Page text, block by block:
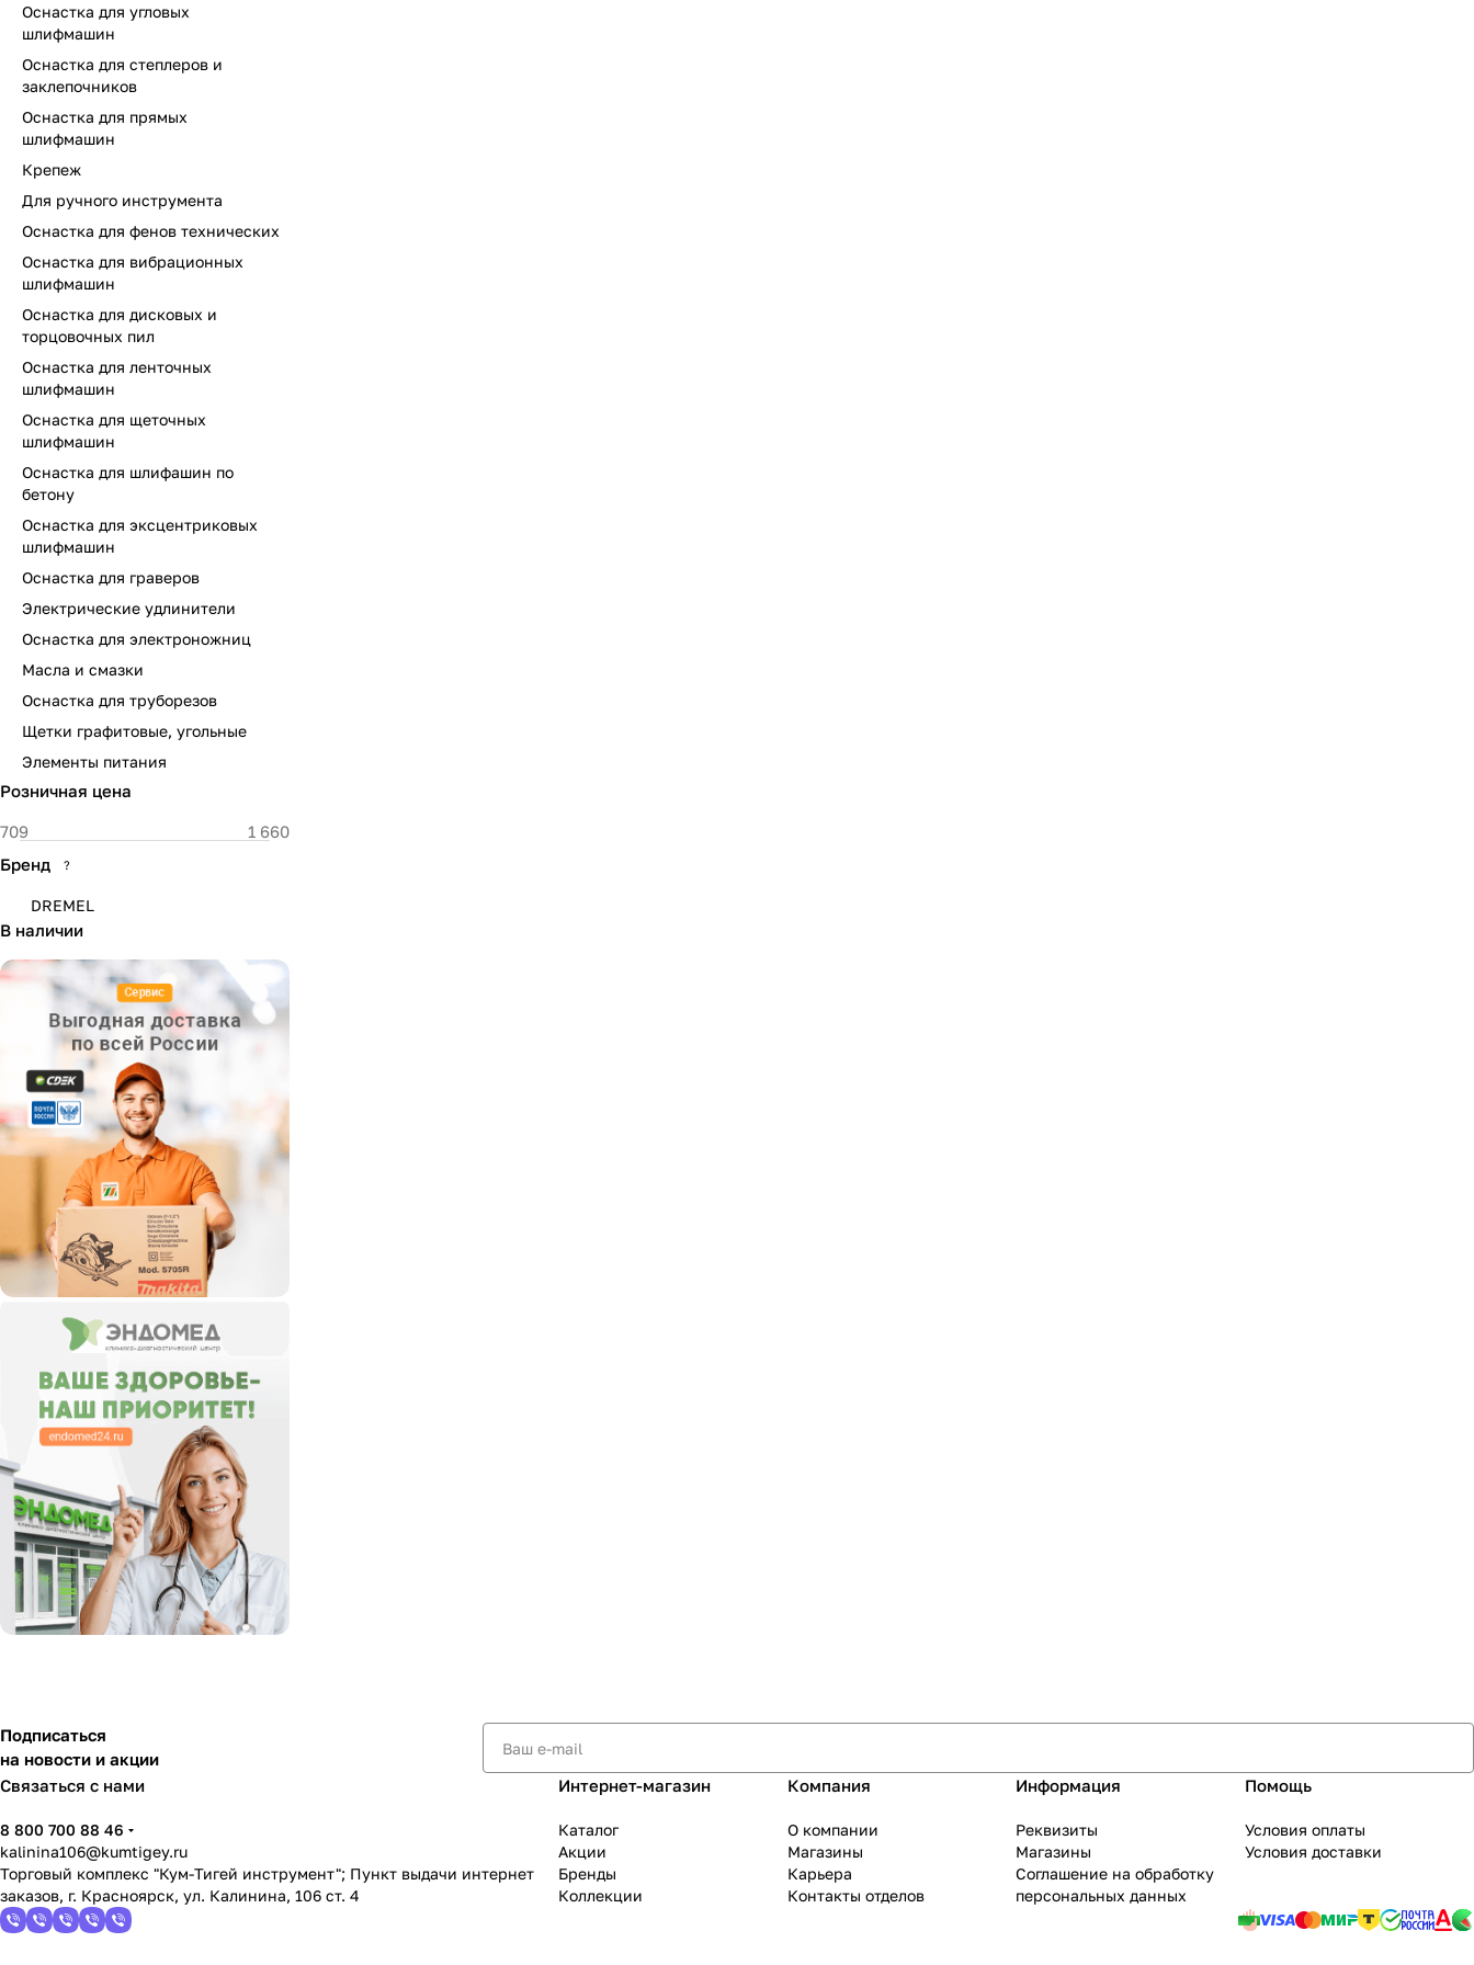
Оснастка для угловых
шлифмашин
Оснастка для степлеров и
заклепочников
Оснастка для прямых
шлифмашин
Крепеж
Для ручного инструмента
Оснастка для фенов технических
Оснастка для вибрационных
шлифмашин
Оснастка для дисковых и
торцовочных пил
Оснастка для ленточных
шлифмашин
Оснастка для щеточных
шлифмашин
Оснастка для шлифашин по
бетону
Оснастка для эксцентриковых
шлифмашин
Оснастка для граверов
Электрические удлинители
Оснастка для электроножниц
Масла и смазки
Оснастка для труборезов
Щетки графитовые, угольные
Элементы питания
Розничная цена
Бренд ?
DREMEL
В наличии
Подписаться
на новости и акции
Связаться с нами
8 800 700 88 46
kalinina106@kumtigey.ru
Торговый комплекс "Кум-Тигей инструмент"; Пункт выдачи интернет
заказов, г. Красноярск, ул. Калинина, 106 ст. 4
Интернет-магазин
Каталог
Акции
Бренды
Коллекции
Компания
О компании
Магазины
Карьера
Контакты отделов
Информация
Реквизиты
Магазины
Соглашение на обработку
персональных данных
Помощь
Условия оплаты
Условия доставки